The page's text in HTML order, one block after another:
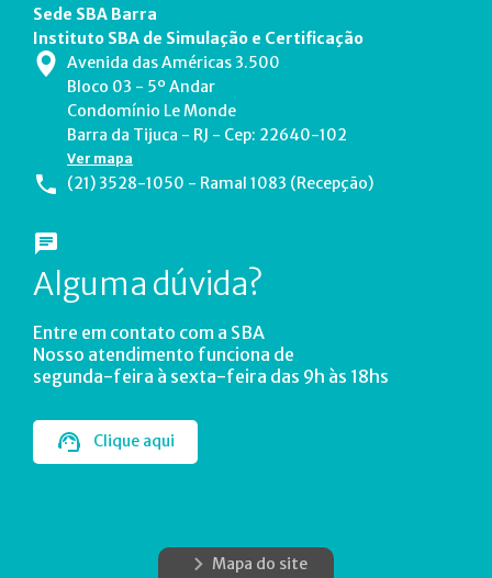
Sede SBA Barra
Instituto SBA de Simulação e Certificação
Avenida das Américas 3.500
Bloco 03 - 5º Andar
Condomínio Le Monde
Barra da Tijuca - RJ - Cep: 22640-102
Ver mapa
(21) 3528-1050 - Ramal 1083 (Recepção)
Alguma dúvida?
Entre em contato com a SBA
Nosso atendimento funciona de
segunda-feira à sexta-feira das 9h às 18hs
Clique aqui
Mapa do site